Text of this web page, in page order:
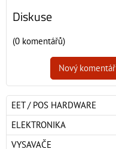
Diskuse
(0 komentářů)
Nový komentář
EET / POS HARDWARE
ELEKTRONIKA
VYSAVAČE